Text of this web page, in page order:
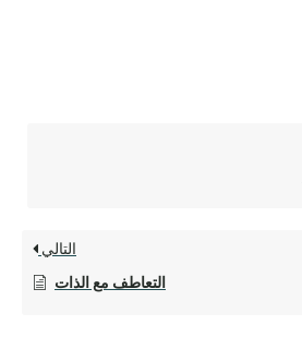
التالي
التعاطف مع الذات